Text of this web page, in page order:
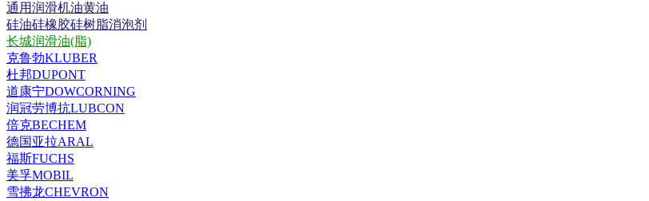
通用润滑机油黄油
硅油硅橡胶硅树脂消泡剂
长城润滑油(脂)
克鲁勃KLUBER
杜邦DUPONT
道康宁DOWCORNING
润冠劳博抗LUBCON
倍克BECHEM
德国亚拉ARAL
福斯FUCHS
美孚MOBIL
雪拂龙CHEVRON